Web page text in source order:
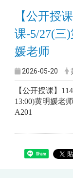
【公开授
课-5/27(三
媛老师
2026-05-20
【公开授课】
13:00)黄明媛老师
A201
Share